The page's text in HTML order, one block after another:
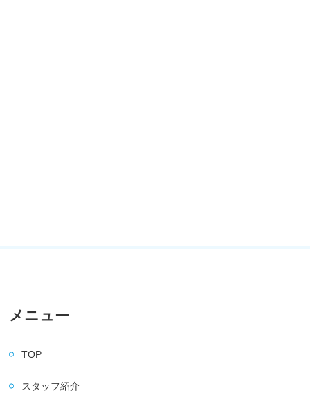
メニュー
TOP
スタッフ紹介